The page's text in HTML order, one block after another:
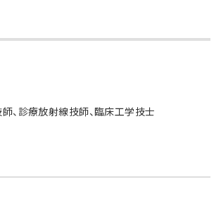
、診療放射線技師、臨床工学技士